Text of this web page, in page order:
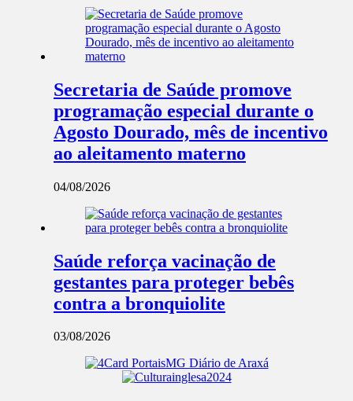
Secretaria de Saúde promove
programação especial durante o
Agosto Dourado, mês de incentivo
ao aleitamento materno
04/08/2026
Saúde reforça vacinação de
gestantes para proteger bebês
contra a bronquiolite
03/08/2026